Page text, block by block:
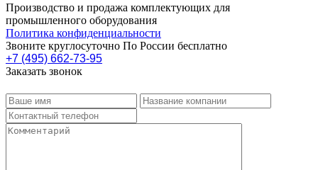
Производство и продажа комплектующих для
промышленного оборудования
Политика конфиденциальности
Звоните круглосуточно По России бесплатно
+7 (495) 662-73-95
Заказать звонок